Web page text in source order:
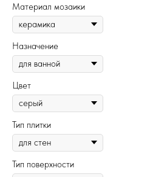
Материал мозаики
Назначение
Цвет
Тип плитки
Тип поверхности